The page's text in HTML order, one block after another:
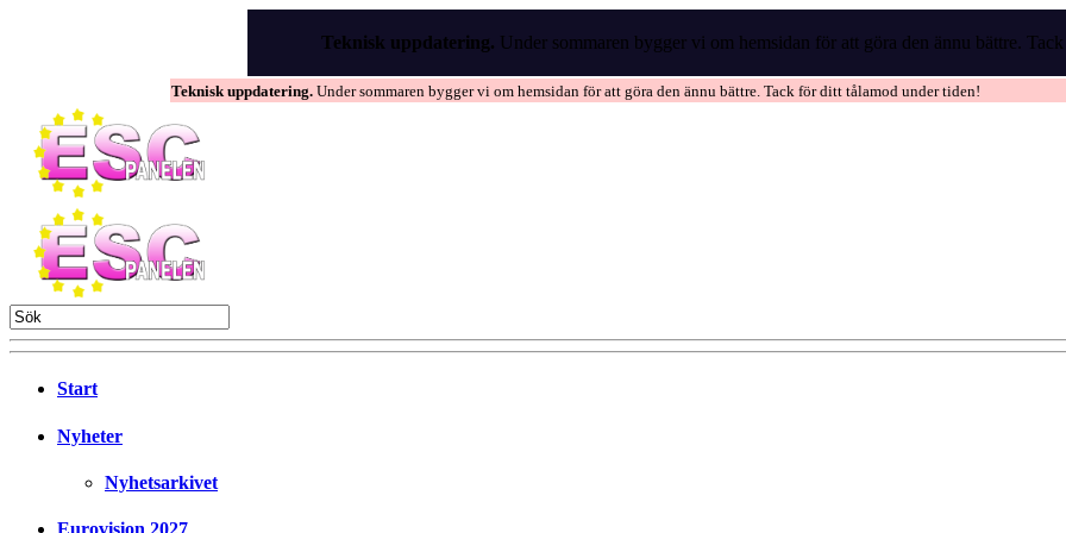
Teknisk uppdatering. Under sommaren bygger vi om hemsidan för att göra den ännu bättre.
Teknisk uppdatering. Under sommaren bygger vi om hemsidan för att göra den ännu bättre. Tack för ditt tålamod under tiden!
Start
Nyheter
Nyhetsarkivet
Eurovision 2027